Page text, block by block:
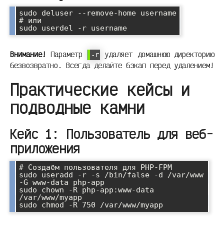
sudo deluser --remove-home username
# или
Внимание! Параметр -r
удаляет домашнюю директорию
безвозвратно. Всегда делайте бэкап перед удалением!
Практические кейсы и
подводные камни
Кейс 1: Пользователь для веб-
приложения
# Создаём пользователя для PHP-FPM
sudo useradd -r -s /bin/false -d /var/www
-G www-data php-app
sudo chown -R php-app:www-data
/var/www/myapp